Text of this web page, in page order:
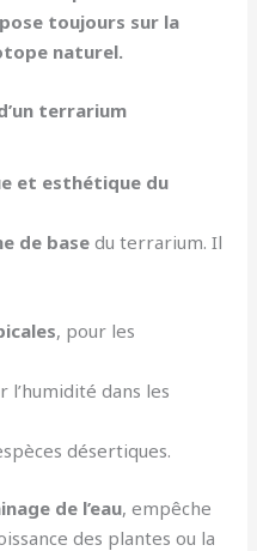
toujours sur la
naturel.
terrarium
et esthétique du
de basedu terrarium. Il
, pour les
l’humidité dans les
désertiques.
de l’eau, empêche
des plantes ou la